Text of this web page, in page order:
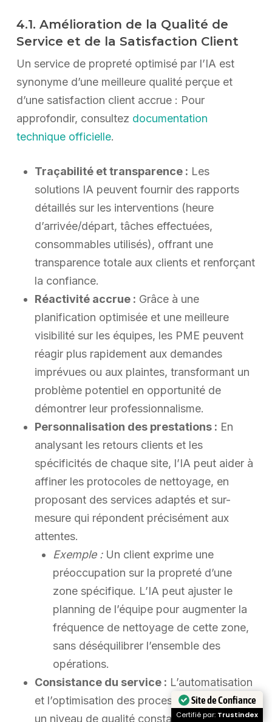
4.1. Amélioration de la Qualité de
Service et de la Satisfaction Client
Un service de propreté optimisé par l’IA est
synonyme d’une meilleure qualité perçue et
d’une satisfaction client accrue : Pour
approfondir, consultez documentation
technique officielle.
Traçabilité et transparence : Les
solutions IA peuvent fournir des rapports
détaillés sur les interventions (heure
d’arrivée/départ, tâches effectuées,
consommables utilisés), offrant une
transparence totale aux clients et renforçant
la confiance.
Réactivité accrue : Grâce à une
planification optimisée et une meilleure
visibilité sur les équipes, les PME peuvent
réagir plus rapidement aux demandes
imprévues ou aux plaintes, transformant un
problème potentiel en opportunité de
démontrer leur professionnalisme.
Personnalisation des prestations : En
analysant les retours clients et les
spécificités de chaque site, l’IA peut aider à
affiner les protocoles de nettoyage, en
proposant des services adaptés et sur-
mesure qui répondent précisément aux
attentes.
Exemple :Un client exprime une
préoccupation sur la propreté d’une
zone spécifique. L’IA peut ajuster le
planning de l’équipe pour augmenter la
fréquence de nettoyage de cette zone,
sans déséquilibrer l’ensemble des
opérations.
Consistance du service : L’automatisation
et l’optimisation des processus garantissent
un niveau de qualité constant, réduisant les
Site de Confiance
Certifié par: Trustindex